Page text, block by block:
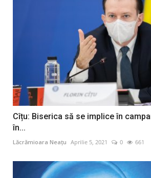
Cîțu: Biserica să se implice în
în...
Lăcrămioara Neațu Aprilie 5, 2021 0 661